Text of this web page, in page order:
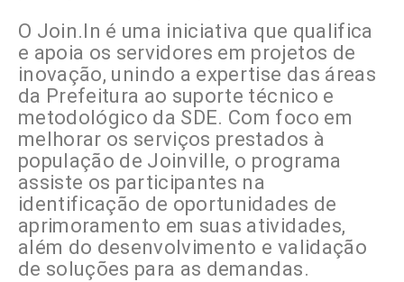
O Join.In é uma iniciativa que qualifica
e apoia os servidores em projetos de
inovação, unindo a expertise das áreas
da Prefeitura ao suporte técnico e
metodológico da SDE. Com foco em
melhorar os serviços prestados à
população de Joinville, o programa
assiste os participantes na
identificação de oportunidades de
aprimoramento em suas atividades,
além do desenvolvimento e validação
de soluções para as demandas.